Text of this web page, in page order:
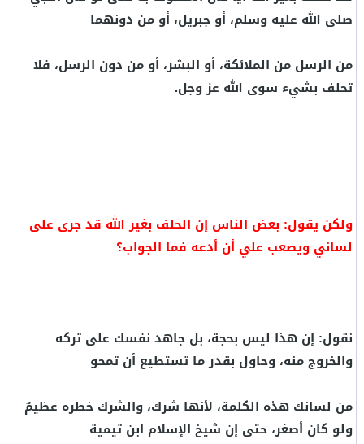
صلى الله عليه وسلم، أو جبريل، أو من دونهما
من الرسل من الملائكة، أو البشر، أو من دون الرسل، فلا
تحلف بشيء سوى الله عز وجل.
ولكن يقول: بعض الناس إن الحلف بغير الله قد جرى على
لساني ويصعب علي أن أدعه فما الجواب؟
نقول: إن هذا ليس بحجة، بل جاهد نفسك على تركه
والخروج منه، وحاول بقدر ما تستطيع أن تمحو
من لسانك هذه الكلمة، لأنها شرك، والشرك خطره عظيمٌ
ولو كان أصغر، حتى إن شيخ الإسلام ابن تيمية